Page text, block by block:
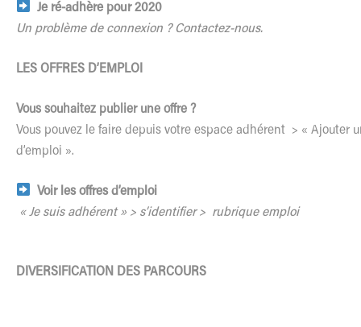
Je ré-adhère pour 2020
Un problème de connexion ? Contactez-nous.
LES OFFRES D’EMPLOI
Vous souhaitez publier une offre ?
Vous pouvez le faire depuis votre espace adhérent > « Ajouter
d’emploi ».
Voir les offres d’emploi
« Je suis adhérent » > s’identifier > rubrique emploi
DIVERSIFICATION DES PARCOURS